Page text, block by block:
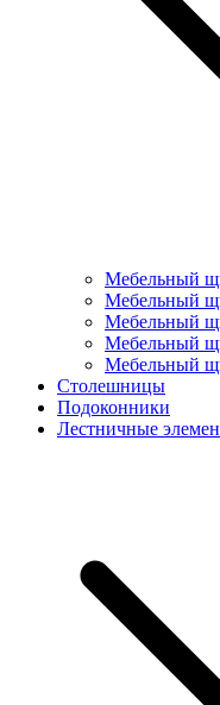
Мебельный
Мебельный
Мебельный
Мебельный
Мебельный
Столешницы
Подоконники
Лестничные